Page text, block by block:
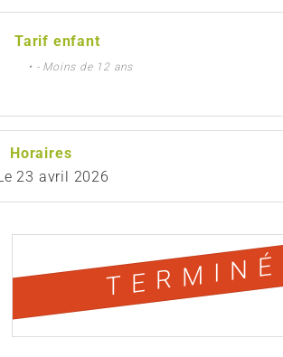
Tarif enfant
• - Moins de 12 ans
Horaires
23 avril 2026
TERMINÉ